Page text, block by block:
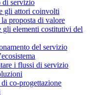
di servizio
gli attori coinvolti
proposta di valore
gli elementi costitutivi del
del servizio
i flussi di servizio
co-progettazione